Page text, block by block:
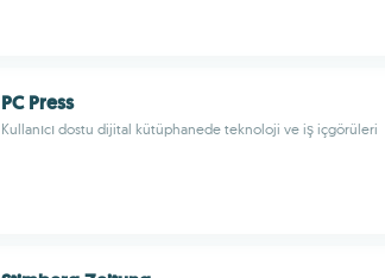
PC Press
Kullanıcı dostu dijital kütüphanede teknoloji ve iş içgörüleri